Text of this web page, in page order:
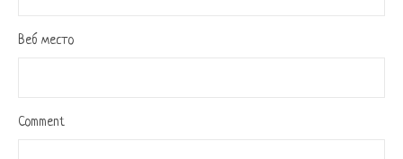
Веб место
Comment